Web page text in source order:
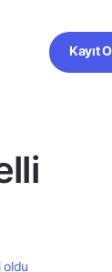
Kayıt
oldu